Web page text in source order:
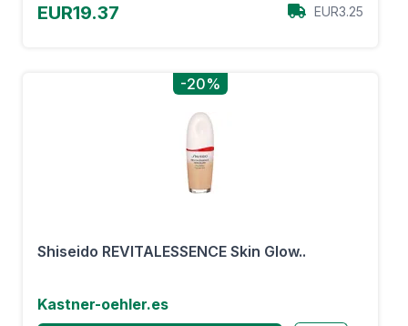
EUR19.37 EUR3.25
-20%
Shiseido REVITALESSENCE Skin Glow..
Kastner-oehler.es